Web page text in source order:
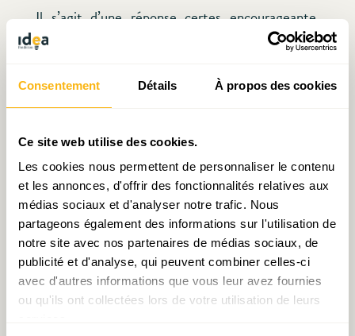
Consentement Détails À propos des cookies
Ce site web utilise des cookies.
Les cookies nous permettent de personnaliser le contenu
et les annonces, d'offrir des fonctionnalités relatives aux
médias sociaux et d'analyser notre trafic. Nous
partageons également des informations sur l'utilisation de
notre site avec nos partenaires de médias sociaux, de
publicité et d'analyse, qui peuvent combiner celles-ci
avec d'autres informations que vous leur avez fournies
ou qu'ils ont collectées lors de votre utilisation de leurs
Il s’agit d’une réponse certes encourageante,
mais partiellement seulement, car elle se
largement la problématique de l’école
fondamentale, et ne parle pas du tout de
l’épineux problème de la formation
que les “solutions” avancées représentent le
véritable changement d’axiome qu’il faudrait à
notre système éducatif d’être plus performant et
plus adapté aux besoins d’une école du XXIe
siècle.